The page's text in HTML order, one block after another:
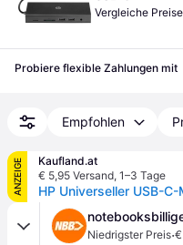
Vergleiche
Probiere flexible Zahlungen mit
Empfohlen
ANZEIGE
Kaufland.at
€ 5,95 Versand, 1–3 Tage
Niedrigster Preis·€